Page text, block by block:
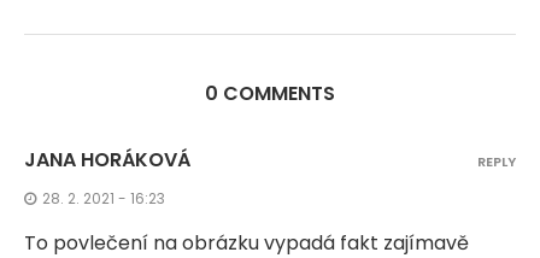
0 COMMENTS
JANA HORÁKOVÁ
28. 2. 2021 - 16:23
To povlečení na obrázku vypadá fakt zajímavě
REPLY